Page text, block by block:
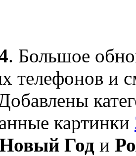
. Большое
телефонов и
картинки
Год и